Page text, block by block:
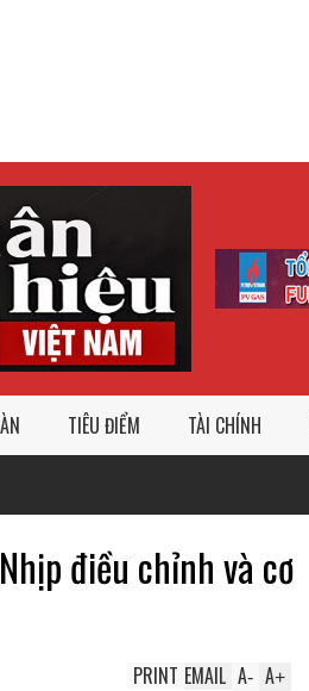
TIÊU ĐIỂM TÀI CHÍNH
điều chỉnh và cơ
A+
A-
EMAIL
PRINT